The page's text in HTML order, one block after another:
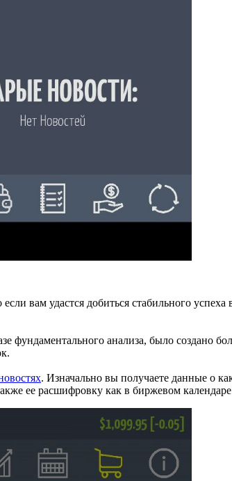
вам удастся добиться стабильного
фундаментального анализа, было создано
. Изначально вы получаете данные о
ее расшифровку как в биржевом